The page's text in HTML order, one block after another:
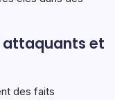
attaquants et
des faits